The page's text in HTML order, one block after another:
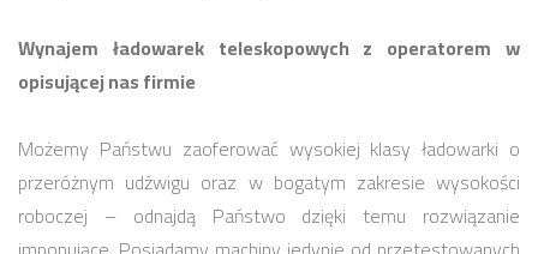
Wynajem ładowarek teleskopowych z operatorem w
opisującej nas firmie
Możemy Państwu zaoferować wysokiej klasy ładowarki o
przeróżnym udźwigu oraz w bogatym zakresie wysokości
roboczej – odnajdą Państwo dzięki temu rozwiązanie